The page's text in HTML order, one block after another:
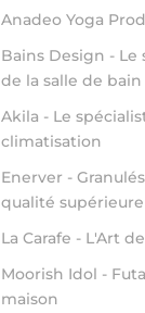
Anadeo Yoga
Bains Design - Le
de la salle de
Akila - Le
climatisation
Enerver -
qualité supérieure
La Carafe - L'Art
Moorish Idol -
maison